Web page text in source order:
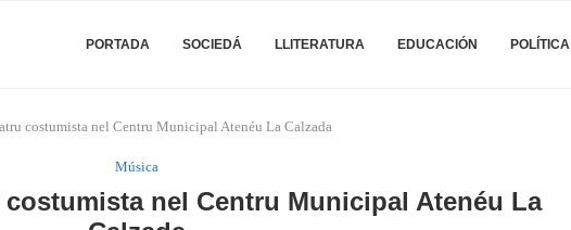
PORTADA SOCIEDÁ LLITERATURA EDUCACIÓN POLÍTICA
costumista nel Centru Municipal Atenéu La Calzada
Música
nel Centru Municipal Atenéu La